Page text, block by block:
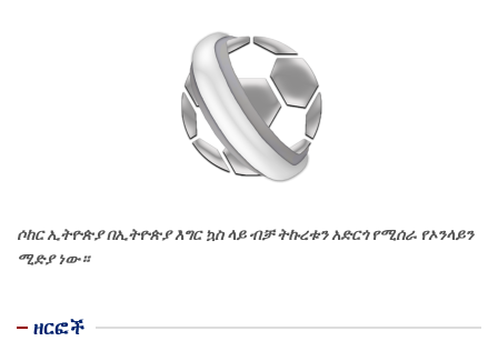
ሶከር ኢትዮጵያ በኢትዮጵያ እግር ኳስ ላይ ብቻ ትኩረቱን አድርጎ የሚሰራ የኦንላይን
ሚድያ ነው።
ዘርፎች